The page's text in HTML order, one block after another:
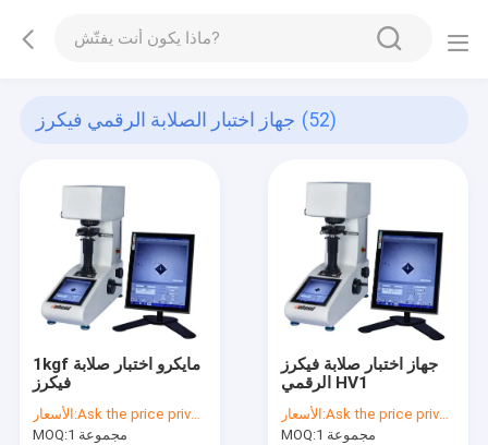
جهاز اختبار الصلابة الرقمي فيكرز (52)
1kgf مايكرو اختبار صلابة
فيكرز
الأسعار:Ask the price privately
MOQ:
1 مجموعة
جهاز اختبار صلابة فيكرز
الرقمي HV1
الأسعار:Ask the price privately
MOQ:
1 مجموعة